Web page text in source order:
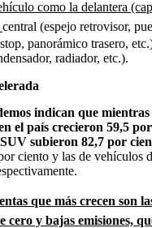
como la delantera
central (espejo retrovisor,
panorámico trasero,
radiador, etc.).
indican que mientras
el país crecieron 59,5
subieron 82,7 por
ciento y las de vehículos
que más crecen son
cero y bajas emisiones,